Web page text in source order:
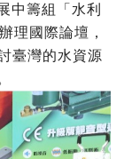
中籌組「水利
理國際論壇，
臺灣的水資源